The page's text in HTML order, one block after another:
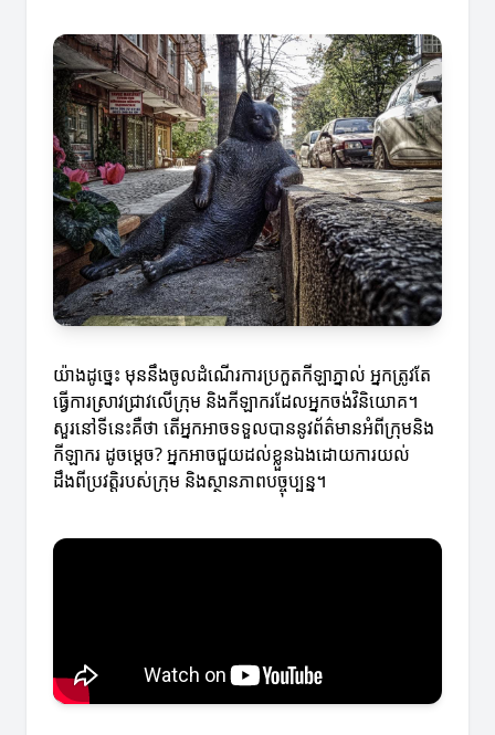
យ៉ាងដូច្នេះ មុននឹងចូលដំណើរការប្រកួតកីឡាភ្នាល់ អ្នកត្រូវតែ
ធ្វើការស្រាវជ្រាវលើក្រុម និងកីឡាករដែលអ្នកចង់វិនិយោគ។
សួរនៅទីនេះគឺថា តើអ្នកអាចទទួលបាននូវព័ត៌មានអំពីក្រុមនិង
កីឡាករ ដូចម្តេច? អ្នកអាចជួយដល់ខ្លួនឯងដោយការយល់
ដឹងពីប្រវត្តិរបស់ក្រុម និងស្ថានភាពបច្ចុប្បន្ន។